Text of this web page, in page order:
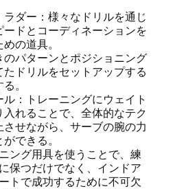
ラダー：様々なドリルを通じ
ードとコーディネーションを
の道具。
のパターンとポジショニング
たドリルをセットアップする
。
ル：トレーニングにウェイト
入れることで、全体的なテク
させながら、サーブの腕の力
できる。
ング用具を使うことで、練
保つだけでなく、インドア
トで成功するために不可欠